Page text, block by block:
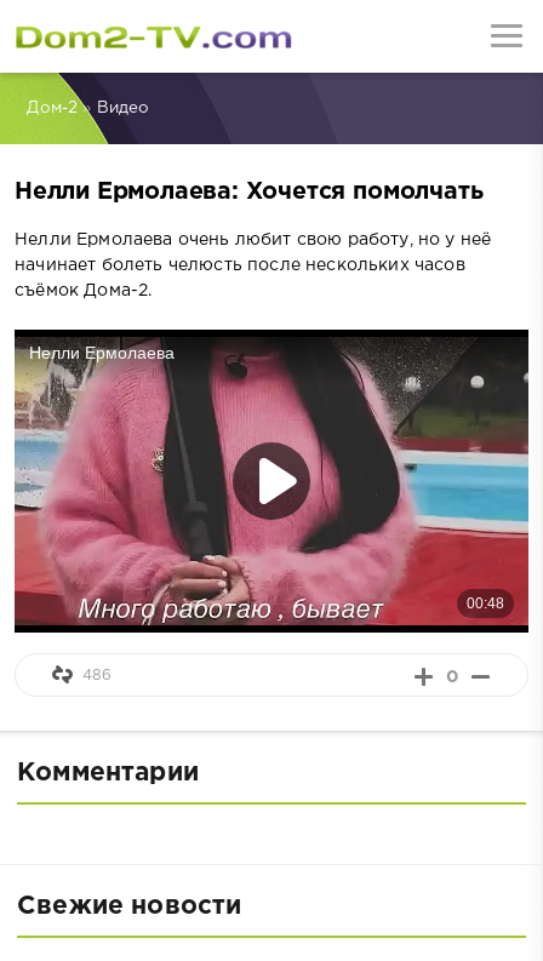
Дом-2» Видео
Нелли Ермолаева: Хочется помолчать
Нелли Ермолаева очень любит свою работу, но у неё
начинает болеть челюсть после нескольких часов
съёмок Дома-2.
0
486
Комментарии
Свежие новости